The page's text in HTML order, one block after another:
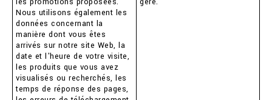
Nous utilisons également les
données concernant la
manière dont vous êtes
arrivés sur notre site Web, la
date et l'heure de votre visite,
les produits que vous avez
visualisés ou recherchés, les
temps de réponse des pages,